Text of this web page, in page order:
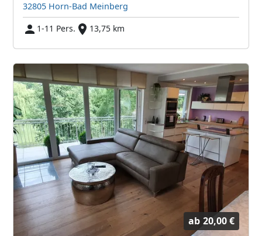
32805 Horn-Bad Meinberg
1-11 Pers.
13,75 km
ab 20,00 €